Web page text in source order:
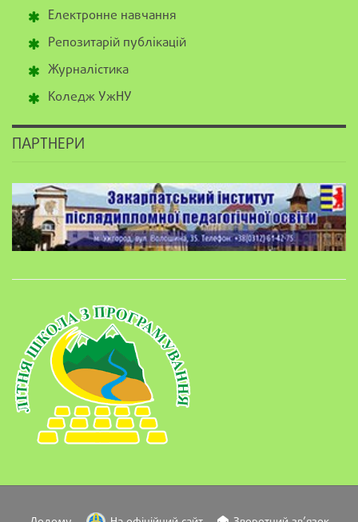
Електронне навчання
Репозитарій публікацій
Журналістика
Коледж УжНУ
ПАРТНЕРИ